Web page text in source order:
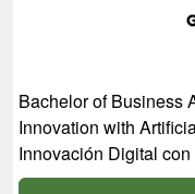
Bachelor of Business
Innovation with
Innovación Digital